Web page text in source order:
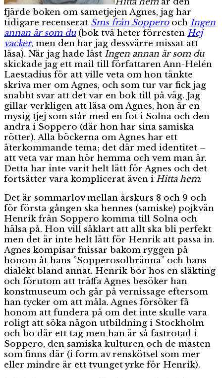
fjärde boken om sametjejen Agnes, jag har
tidigare recenserat Sms från Sopperooch Ingen
annan är som du(bok två heter förresten Hej
vacker, men den har jag dessvärre missat att
läsa). När jag hade läst Ingen annan är som du
skickade jag ett mail till författaren Ann-Helén
Laestadius för att ville veta om hon tänkte
skriva mer om Agnes, och som tur var fick jag
snabbt svar att det var en bok till på väg. Jag
gillar verkligen att läsa om Agnes, hon är en
mysig tjej som står med en fot i Solna och den
andra i Soppero (där hon har sina samiska
rötter). Alla böckerna om Agnes har ett
återkommande tema; det där med identitet –
att veta var man hör hemma och vem man är.
Detta har inte varit helt lätt för Agnes och det
fortsätter vara komplicerat även i Hitta hem.
Det är sommarlov mellan årskurs 8 och 9 och
för första gången ska hennes (samiske) pojkvän
Henrik från Soppero komma till Solna och
hälsa på. Hon vill såklart att allt ska bli perfekt
men det är inte helt lätt för Henrik att passa in.
Agnes kompisar fnissar bakom ryggen på
honom åt hans ”Sopperosolbränna” och hans
dialekt bland annat. Henrik bor hos en släkting
och förutom att träffa Agnes besöker han
konstmuseum och går på vernissage eftersom
han tycker om att måla. Agnes försöker få
honom att fundera på om det inte skulle vara
roligt att söka någon utbildning i Stockholm
och bo där ett tag men han är så fastrotad i
Soppero, den samiska kulturen och de måsten
som finns där (i form av renskötsel som mer
eller mindre är ett tvunget yrke för Henrik).